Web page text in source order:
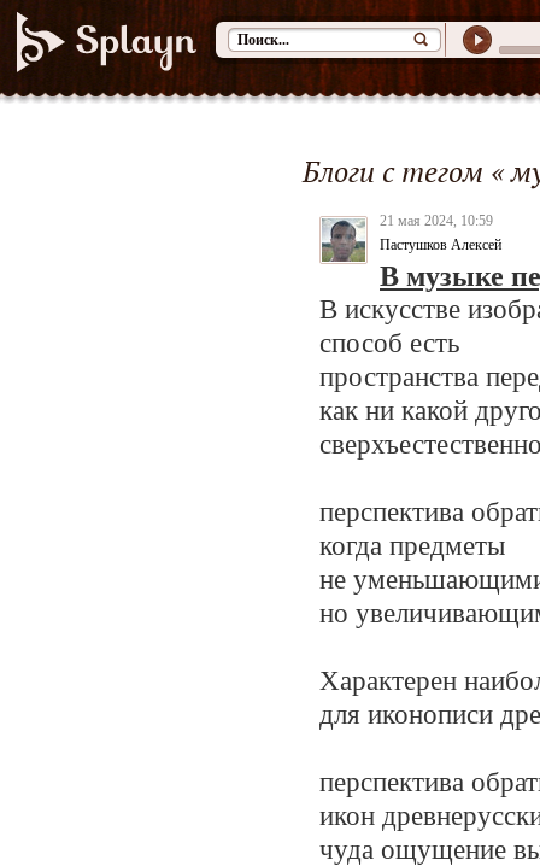
Блоги с тегом «
21 мая 2024, 10:59
Пастушков Алексей
В музыке
В искусстве
способ есть
пространства
как ни какой
перспектива
когда предметы
не
но
Характерен
для иконописи
перспектива
икон
чуда ощущение